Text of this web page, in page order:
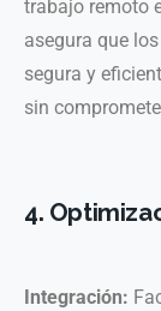
trabajo remoto
asegura que
segura y
sin
4.
Integración: